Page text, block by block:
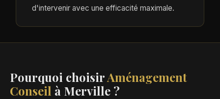
d'intervenir avec une efficacité maximale.
Pourquoi choisirAménagement
Conseil à Merville ?